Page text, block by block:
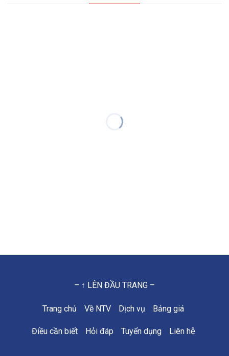
– ↑ LÊN ĐẦU TRANG –
Trang chủ Về NTV Dịch vụ Bảng giá
Điều cần biết Hỏi đáp Tuyển dụng Liên hệ